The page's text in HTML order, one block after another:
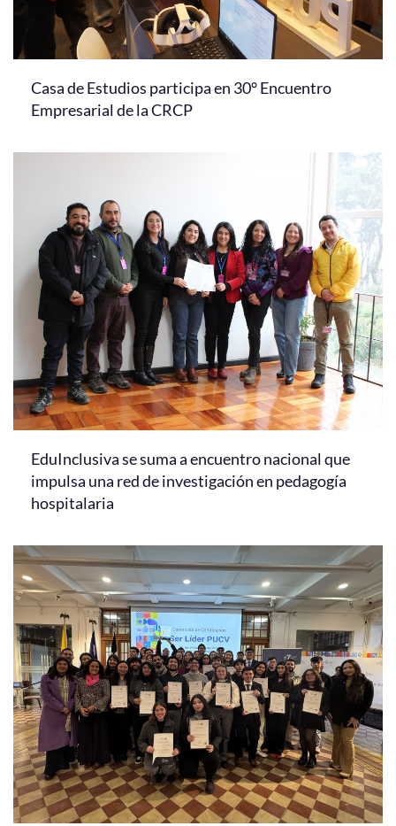
Casa de Estudios participa en 30° Encuentro
Empresarial de la CRCP
EduInclusiva se suma a encuentro nacional que
impulsa una red de investigación en pedagogía
hospitalaria